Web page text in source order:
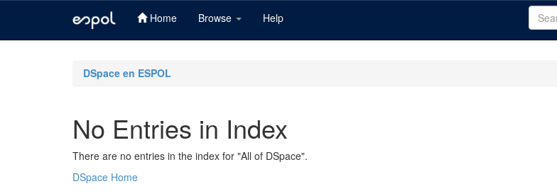
Home Browse Help
DSpace en ESPOL
No Entries in Index
There are no entries in the index for "All of DSpace".
DSpace Home